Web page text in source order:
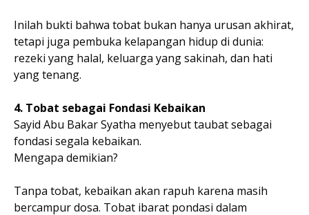
Inilah bukti bahwa tobat bukan hanya urusan akhirat,
tetapi juga pembuka kelapangan hidup di dunia:
rezeki yang halal, keluarga yang sakinah, dan hati
yang tenang.
4. Tobat sebagai Fondasi Kebaikan
Sayid Abu Bakar Syatha menyebut taubat sebagai
fondasi segala kebaikan.
Mengapa demikian?
Tanpa tobat, kebaikan akan rapuh karena masih
bercampur dosa. Tobat ibarat pondasi dalam